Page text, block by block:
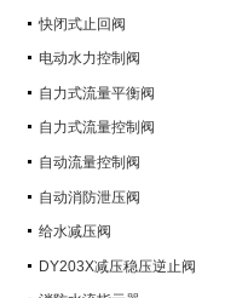
快闭式止回阀
电动水力控制阀
自力式流量平衡阀
自力式流量控制阀
自动流量控制阀
自动消防泄压阀
给水减压阀
DY203X减压稳压逆止阀